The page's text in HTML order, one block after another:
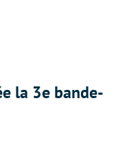
la 3e bande-